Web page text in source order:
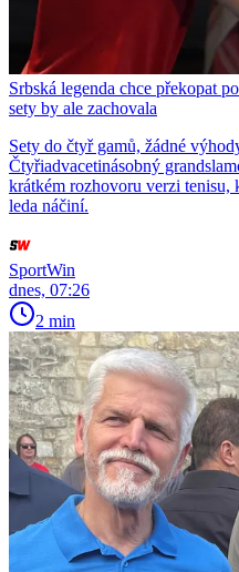
Srbská legenda chce překopat
sety by ale zachovala
Sety do čtyř gamů, žádné
Čtyřiadvacetinásobný
krátkém rozhovoru verzi tenisu,
leda náčiní.
SportWin
dnes, 07:26
2 min